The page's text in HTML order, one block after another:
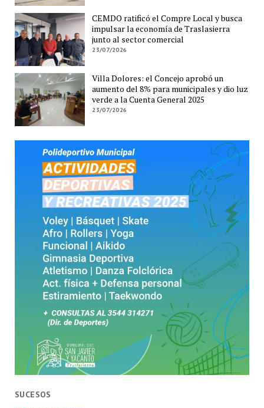
CEMDO ratificó el Compre Local y busca
impulsar la economía de Traslasierra
junto al sector comercial
23/07/2026
Villa Dolores: el Concejo aprobó un
aumento del 8% para municipales y dio luz
verde a la Cuenta General 2025
23/07/2026
SUCESOS